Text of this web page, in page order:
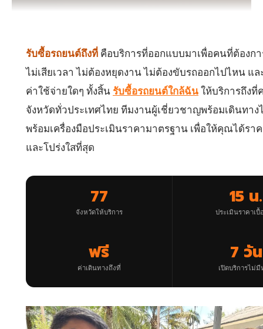
รับซื้อรถยนต์ถึงที่ คือบริการที่ออกแบบมาเพื่อคนที่ต้องก
ไม่เสียเวลา ไม่ต้องหยุดงาน ไม่ต้องขับรถออกไปไหน แล
ค่าใช้จ่ายใดๆ ทั้งสิ้น รับซื้อรถยนต์ใกล้ฉัน ให้บริการถึงที่
จังหวัดทั่วประเทศไทย ทีมงานผู้เชี่ยวชาญพร้อมเดินทา
พร้อมเครื่องมือประเมินราคามาตรฐาน เพื่อให้คุณได้รา
และโปร่งใสที่สุด
77
จังหวัดให้บริการ
15 น.
ประเมินราคาเบื้
ฟรี
ค่าเดินทางถึงที่
7 วัน
เปิดบริการไม่